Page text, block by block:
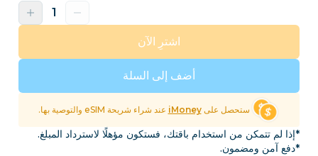
أضف إلى السلة
اشترِ الآن
ستحصل علىiMoney عند شراء شريحة eSIM والتوصية بها.
*إذا لم تتمكن من استخدام باقتك، فستكون مؤهلًا لاسترداد المبلغ.
*دفع آمن ومضمون.